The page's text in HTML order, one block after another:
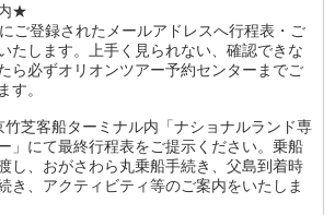
★
ご登録されたメールアドレスへ行程表・ご
たします。上手く見られない、確認できな
ら必ずオリオンツアー予約センターまでご
す。
芝客船ターミナル内「ナショナルランド専
」にて最終行程表をご提示ください。乗船
し、おがさわら丸乗船手続き、父島到着時
き、アクティビティ等のご案内をいたしま